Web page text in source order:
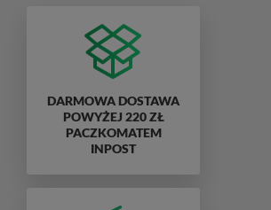
DARMOWA DOSTAWA
POWYŻEJ 220 ZŁ
PACZKOMATEM
INPOST